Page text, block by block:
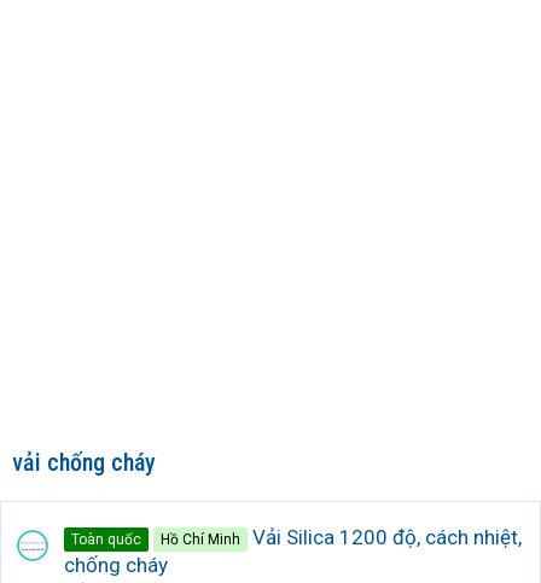
vải chống cháy
Toàn quốc Hồ Chí Minh
Vải Silica 1200 độ, cách nhiệt,
chống cháy